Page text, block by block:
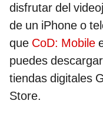
disfrutar del
de un iPhone o
que CoD: Mobile
puedes
tiendas digitales
Store.